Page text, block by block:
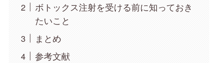
ボトックス注射を受ける前に知っておき
たいこと
まとめ
参考文献